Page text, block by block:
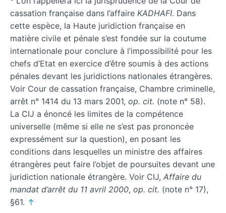
cassation française dans l’affaire KADHAFI. Dans
cette espèce, la Haute juridiction française en
matière civile et pénale s’est fondée sur la coutume
internationale pour conclure à l’impossibilité pour les
chefs d’Etat en exercice d’être soumis à des actions
pénales devant les juridictions nationales étrangères.
Voir Cour de cassation française, Chambre criminelle,
arrêt n° 1414 du 13 mars 2001, op. cit. (note n° 58).
La CIJ a énoncé les limites de la compétence
universelle (même si elle ne s’est pas prononcée
expressément sur la question), en posant les
conditions dans lesquelles un ministre des affaires
étrangères peut faire l’objet de poursuites devant une
juridiction nationale étrangère. Voir CIJ, Affaire du
mandat d’arrêt du 11 avril 2000, op. cit. (note n° 17),
§61. ↑